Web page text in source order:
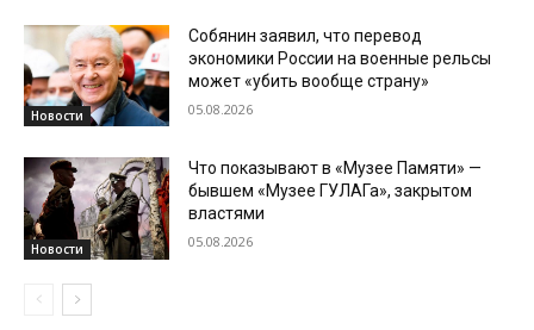
Новости
Собянин заявил, что перевод
экономики России на военные рельсы
может «убить вообще страну»
05.08.2026
Новости
Что показывают в «Музее Памяти» —
бывшем «Музее ГУЛАГа», закрытом
властями
05.08.2026